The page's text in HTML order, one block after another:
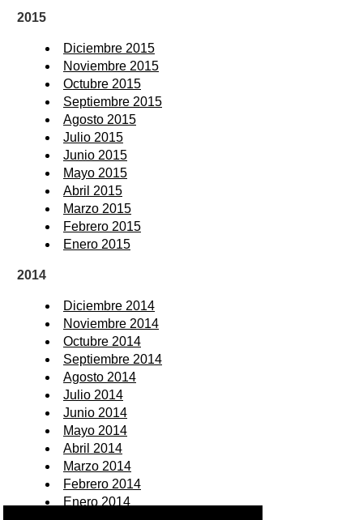
2015
Diciembre 2015
Noviembre 2015
Octubre 2015
Septiembre 2015
Agosto 2015
Julio 2015
Junio 2015
Mayo 2015
Abril 2015
Marzo 2015
Febrero 2015
Enero 2015
2014
Diciembre 2014
Noviembre 2014
Octubre 2014
Septiembre 2014
Agosto 2014
Julio 2014
Junio 2014
Mayo 2014
Abril 2014
Marzo 2014
Febrero 2014
Enero 2014